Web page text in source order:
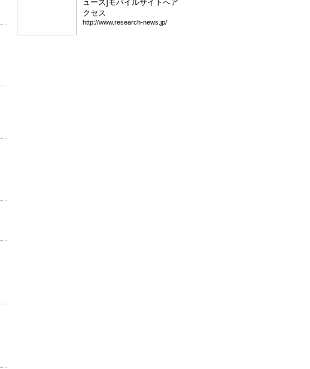
ュース]モバイルサイトへア
クセス
http://www.research-news .jp/